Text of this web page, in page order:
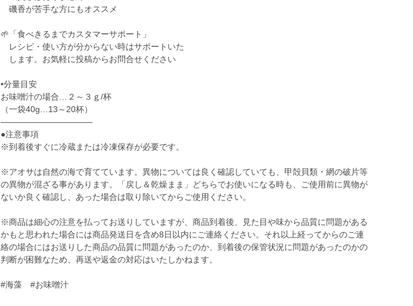
磯香が苦手な方にもオススメ
🌱「食べきるまでカスタマーサポート」
レシピ・使い方が分からない時はサポートいた
します。お気軽に投稿からお問合せください
•分量目安
お味噌汁の場合…２～３ｇ/杯
（一袋40g…13～20杯）
―――――――――――
●注意事項
※到着後すぐに冷蔵または冷凍保存が必要です。
※アオサは自然の海で育てています。異物については良く確認していても、甲殻貝類・網の破片等
の異物が混ざる事があります。「戻し＆乾燥まま」どちらでお使いになる時も、ご使用前に異物が
ないか良く確認し、あった場合は取り除いてからご使用ください。
※商品は細心の注意を払ってお送りしていますが、商品到着後、見た目や味から品質に問題がある
かもと思われた場合には商品発送日を含め8日以内にご連絡ください。それ以上経ってからのご連
絡の場合にはお送りした商品の品質に問題があったのか、到着後の保管状況に問題があったのかの
判断が困難なため、再送や返金の対応はいたしかねます。
#海藻 #お味噌汁